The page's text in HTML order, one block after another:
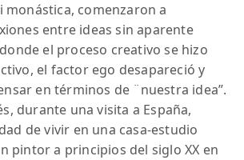
monástica, comenzaron a
entre ideas sin aparente
el proceso creativo se hizo
el factor ego desapareció y
en términos de ¨nuestra idea”.
durante una visita a España,
de vivir en una casa-estudio
pintor a principios del siglo XX en